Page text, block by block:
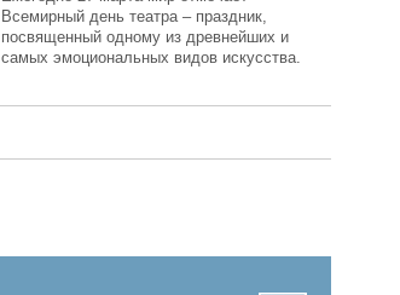
Всемирный день театра – праздник,
посвященный одному из древнейших и
самых эмоциональных видов искусства.